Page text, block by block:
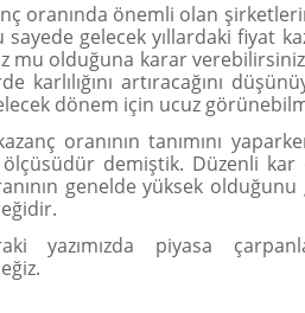
oranında önemli olan
sayede gelecek yıllardaki fiyat
mu olduğuna karar
karlılığını artıracağını
dönem için ucuz
oranının tanımını
demiştik. Düzenli kar
genelde yüksek
yazımızda piyasa